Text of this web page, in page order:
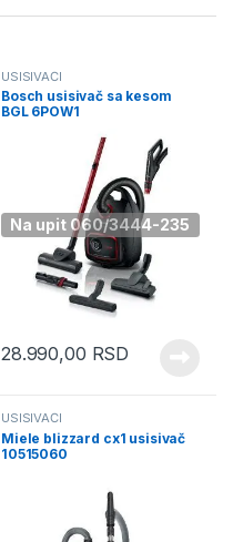
Na upit 060/3444-235
USISIVAČI
Bosch usisivač sa kesom
BGL 6POW1
28.990,00 RSD
USISIVAČI
Miele blizzard cx1 usisivač
10515060